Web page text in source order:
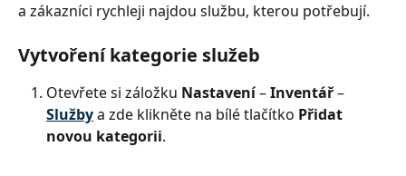
a zákazníci rychleji najdou službu, kterou potřebují.
Vytvoření kategorie služeb
Otevřete si záložku Nastavení – Inventář –
Službya zde klikněte na bílé tlačítko Přidat
novou kategorii.